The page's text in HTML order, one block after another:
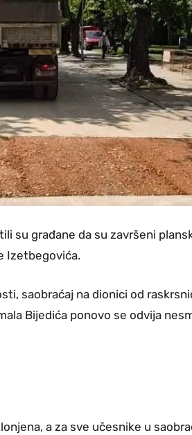
su građane da su završeni
Izetbegovića.
saobraćaj na dionici od
Bijedića ponovo se odvija
a za sve učesnike u